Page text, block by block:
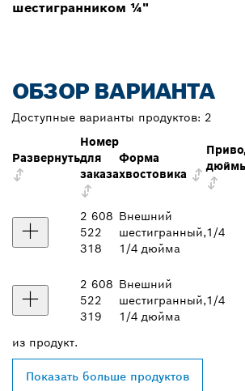
шестигранником ¼"
ОБЗОР ВАРИАНТА
Доступные варианты продуктов: 2
Развернуть
Номер
для
заказа
Форма
хвостовика
2 608
522
318
Внешний
шестигранный,
1/4 дюйма
1/4
2 608
522
319
Внешний
шестигранный,
1/4 дюйма
1/4
из продукт.
Показать больше продуктов